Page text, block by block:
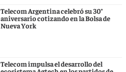
Telecom Argentina celebró su 30°
aniversario cotizando en la Bolsa de
Nueva York
Telecom impulsa el desarrollo del